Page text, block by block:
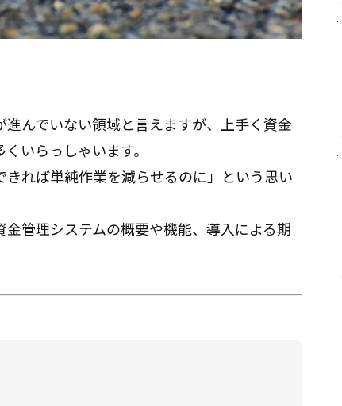
んでいない領域と言えますが、上手く資金
いらっしゃいます。
れば単純作業を減らせるのに」という思い
管理システムの概要や機能、導入による期